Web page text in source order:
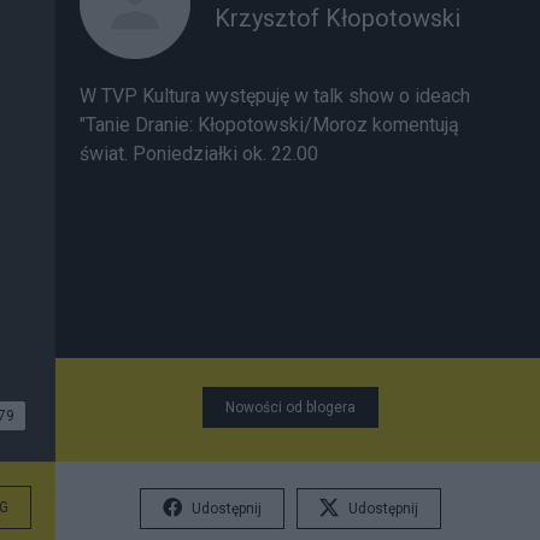
Krzysztof Kłopotowski
W TVP Kultura występuję w talk show o ideach
"Tanie Dranie: Kłopotowski/Moroz komentują
świat. Poniedziałki ok. 22.00
Nowości od blogera
Udostępnij Udostępnij